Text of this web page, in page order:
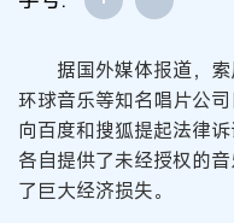
据国外媒体报道，索
环球音乐等知名唱片公
向百度和搜狐提起法律
各自提供了未经授权的
了巨大经济损失。